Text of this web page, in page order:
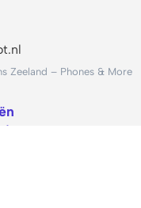
Zeeland – Phones & More